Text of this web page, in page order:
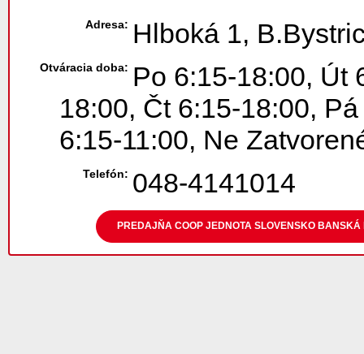
Adresa: Hlboká 1,
Otváracia doba: Po 6:15-18:00, Út
18:00, Čt 6:15-18:00,
6:15-11:00, Ne
Telefón: 048-4141014
PREDAJŇA COOP JEDNOTA SLOVENSKO